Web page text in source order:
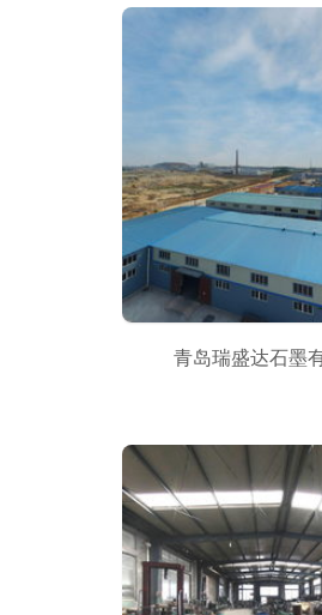
青岛瑞盛达石墨